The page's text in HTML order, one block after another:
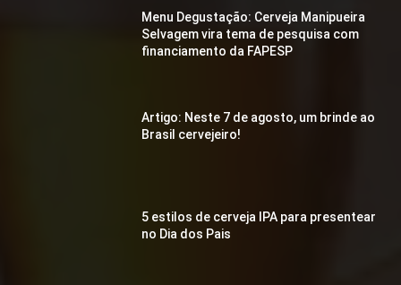
Menu Degustação: Cerveja Manipueira
Selvagem vira tema de pesquisa com
financiamento da FAPESP
Artigo: Neste 7 de agosto, um brinde ao
Brasil cervejeiro!
5 estilos de cerveja IPA para presentear
no Dia dos Pais